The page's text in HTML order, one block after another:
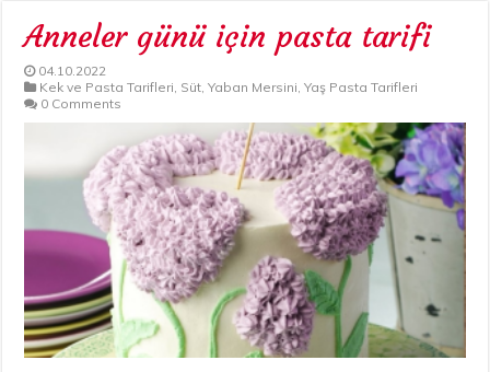
Anneler günü için pasta tarifi
04.10.2022
Kek ve Pasta Tarifleri, Süt,Yaban Mersini,Yaş Pasta Tarifleri
0 Comments